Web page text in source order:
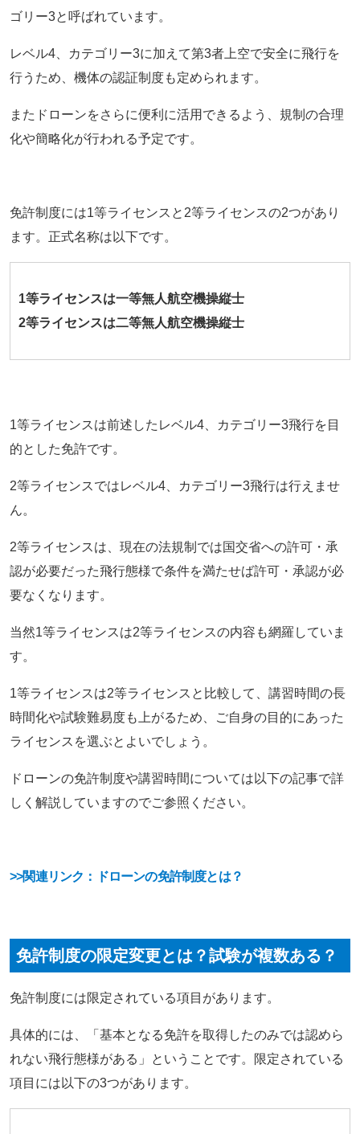
ゴリー3と呼ばれています。
レベル4、カテゴリー3に加えて第3者上空で安全に飛行を
行うため、機体の認証制度も定められます。
またドローンをさらに便利に活用できるよう、規制の合理
化や簡略化が行われる予定です。
免許制度には1等ライセンスと2等ライセンスの2つがあり
ます。正式名称は以下です。
1等ライセンスは一等無人航空機操縦士
2等ライセンスは二等無人航空機操縦士
1等ライセンスは前述したレベル4、カテゴリー3飛行を目
的とした免許です。
2等ライセンスではレベル4、カテゴリー3飛行は行えませ
ん。
2等ライセンスは、現在の法規制では国交省への許可・承
認が必要だった飛行態様で条件を満たせば許可・承認が必
要なくなります。
当然1等ライセンスは2等ライセンスの内容も網羅していま
す。
1等ライセンスは2等ライセンスと比較して、講習時間の長
時間化や試験難易度も上がるため、ご自身の目的にあった
ライセンスを選ぶとよいでしょう。
ドローンの免許制度や講習時間については以下の記事で詳
しく解説していますのでご参照ください。
>>関連リンク：ドローンの免許制度とは？
免許制度の限定変更とは？試験が複数ある？
免許制度には限定されている項目があります。
具体的には、「基本となる免許を取得したのみでは認めら
れない飛行態様がある」ということです。限定されている
項目には以下の3つがあります。